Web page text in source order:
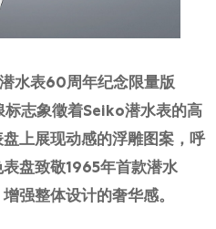
水表60周年纪念限量版
标志象徵着Seiko潜水表的高
上展现动感的浮雕图案，呼
盘致敬1965年首款潜水
强整体设计的奢华感。